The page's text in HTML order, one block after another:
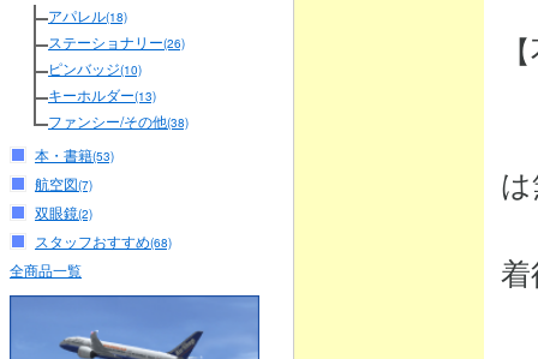
アパレル(18)
ステーショナリー(26)
ピンバッジ(10)
キーホルダー(13)
ファンシー/その他(38)
本・書籍(53)
航空図(7)
双眼鏡(2)
スタッフおすすめ(68)
全商品一覧